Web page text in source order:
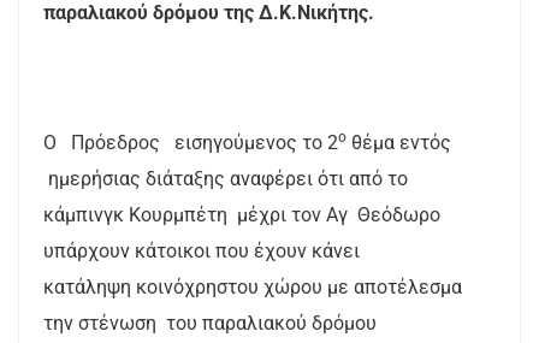
παραλιακού δρόμου της Δ.Κ.Νικήτης.
Ο Πρόεδρος εισηγούμενος το 2ο θέμα εντός
ημερήσιας διάταξης αναφέρει ότι από το
κάμπινγκ Κουρμπέτη μέχρι τον Αγ Θεόδωρο
υπάρχουν κάτοικοι που έχουν κάνει
κατάληψη κοινόχρηστου χώρου με αποτέλεσμα
την στένωση του παραλιακού δρόμου